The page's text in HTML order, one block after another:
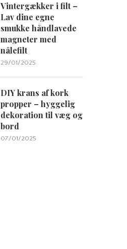
Vintergækker i filt –
Lav dine egne
smukke håndlavede
magneter med
nålefilt
29/01/2025
DIY krans af kork
propper – hyggelig
dekoration til væg og
bord
07/01/2025